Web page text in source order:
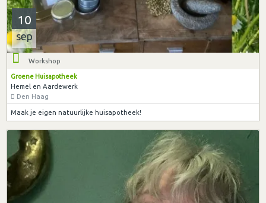
10
sep
Workshop
Groene Huisapotheek
Hemel en Aardewerk
Den Haag
Maak je eigen natuurlijke huisapotheek!